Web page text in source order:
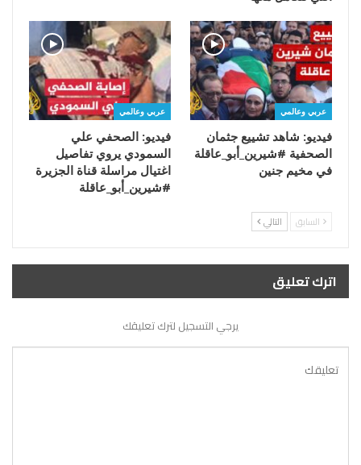
عربي وعالمي
فيديو: شاهد تشييع جثمان
الصحفية #شيرين_أبو_عاقلة
في مخيم جنين
عربي وعالمي
فيديو: الصحفي علي
السمودي يروي تفاصيل
اغتيال مراسلة قناة الجزيرة
#شيرين_أبو_عاقلة
السابق التالي
اترك تعليق
يرجي التسجيل لترك تعليقك